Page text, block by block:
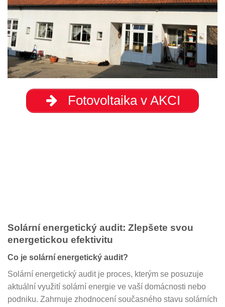
Fotovoltaika v AKCI
Solární energetický audit: Zlepšete svou
energetickou efektivitu
Co je solární energetický audit?
Solární energetický audit je proces, kterým se posuzuje
aktuální využití solární energie ve vaší domácnosti nebo
podniku. Zahrnuje zhodnocení současného stavu solárních